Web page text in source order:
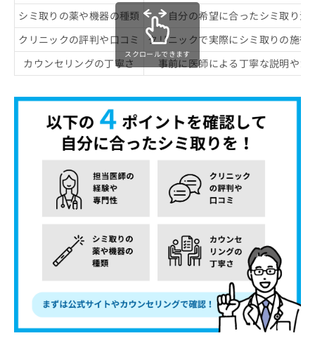
シミ取りの薬や機器の種類
自分の希望に合ったシミ取り治
クリニックの評判や口コミ
クリニックで実際にシミ取りの施術
カウンセリングの丁寧さ
事前に医師による丁寧な説明やカ
スクロールできます